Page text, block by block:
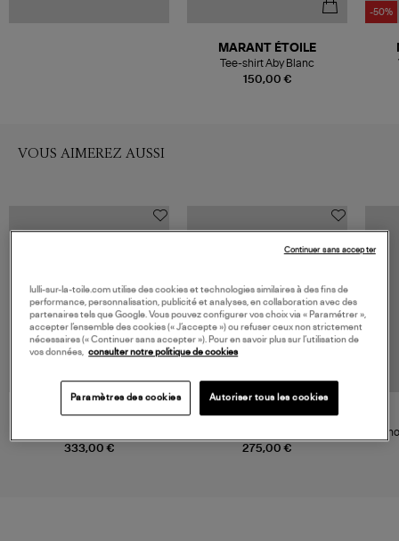
150,00 €
MARANT ÉTOILE
Tee-shirt Aby Blanc
-50%
VOUS AIMEREZ AUSSI
333,00 €
MOTHER
Bermuda Short Last Bite
275,00 €
MARANT ÉTOILE
lulli-sur-la-toile.com utilise des cookies et technologies similaires à des fins de
performance, personnalisation, publicité et analyses, en collaboration avec des
partenaires tels que Google. Vous pouvez configurer vos choix via « Paramétrer »,
accepter l’ensemble des cookies (« J’accepte ») ou refuser ceux non strictement
nécessaires (« Continuer sans accepter »). Pour en savoir plus sur l’utilisation de
vos données, consulter notre politique de cookies
Paramètres des cookies Autoriser tous les cookies
Continuer sans accepter